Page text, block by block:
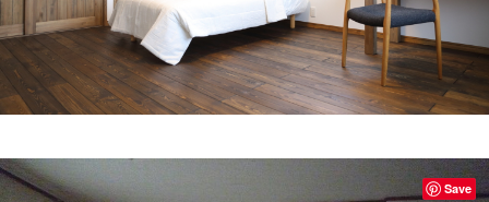
Save